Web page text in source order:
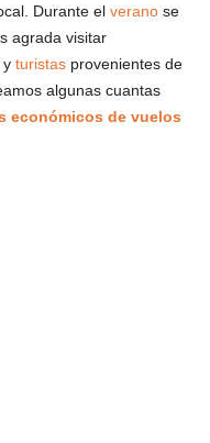
Durante el verano se
agrada visitar
y turistas provenientes de
algunas cuantas
económicos de vuelos